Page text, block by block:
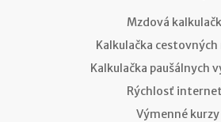
Mzdová
Kalkulačka cestovných
Kalkulačka paušálnych
Rýchlosť
Výmenné kurzy